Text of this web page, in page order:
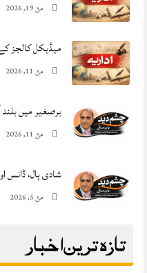
مئ 19, 2026
میڈیکل کالجز
مئ 11, 2026
برصغیر میں بلند
مئ 11, 2026
شادی ہال، ڈانس
مئ 5, 2026
تازہ ترین اخبار